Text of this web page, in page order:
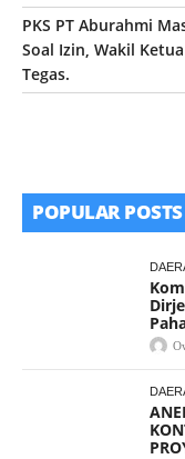
PKS PT Aburahmi
Soal Izin, Wakil
Tegas.
POPULAR POSTS